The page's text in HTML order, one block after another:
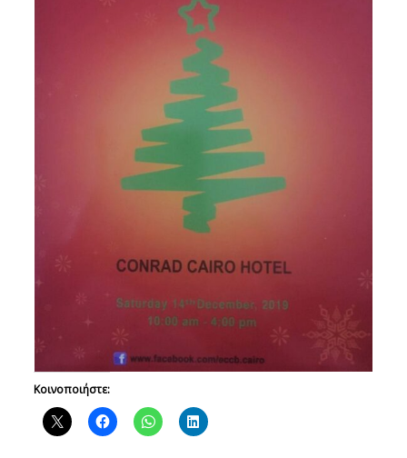
Κοινοποιήστε: